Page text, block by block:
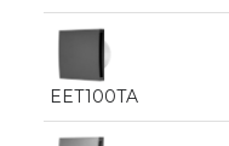
EET100TA